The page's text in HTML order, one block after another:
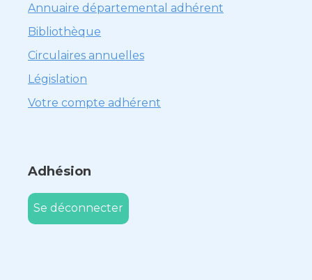
Annuaire départemental adhérent
Bibliothèque
Circulaires annuelles
Législation
Votre compte adhérent
Adhésion
Se déconnecter